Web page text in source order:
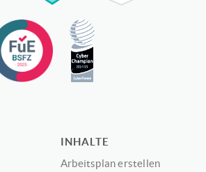
INHALTE
Arbeitsplan erstellen